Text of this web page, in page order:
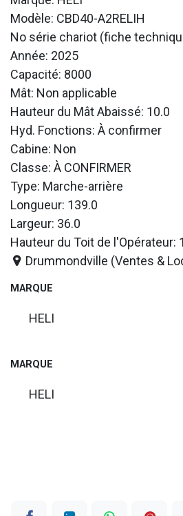
Modèle: CBD40-A2RELIH
No série chariot (fiche
Année: 2025
Capacité: 8000
Mât: Non applicable
Hauteur du Mât Abaissé: 10.0
Hyd. Fonctions: À confirmer
Cabine: Non
Classe: À CONFIRMER
Type: Marche-arrière
Longueur: 139.0
Largeur: 36.0
Hauteur du Toit de l'Opérateur:
Drummondville (Ventes &
MARQUE
HELI
MARQUE
HELI